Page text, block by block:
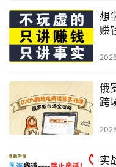
想
赚
俄
跨
实